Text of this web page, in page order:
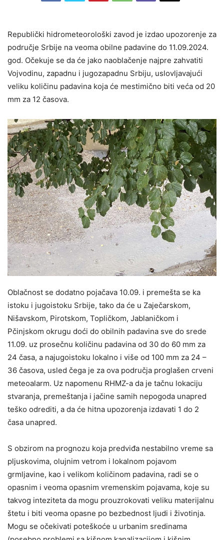
Republički hidrometeorološki zavod je izdao upozorenje za
područje Srbije na veoma obilne padavine do 11.09.2024.
god. Očekuje se da će jako naoblačenje najpre zahvatiti
Vojvodinu, zapadnu i jugozapadnu Srbiju, uslovljavajući
veliku količinu padavina koja će mestimično biti veća od 20
mm za 12 časova.
Oblačnost se dodatno pojačava 10.09. i premešta se ka
istoku i jugoistoku Srbije, tako da će u Zaječarskom,
Nišavskom, Pirotskom, Topličkom, Jablaničkom i
Pčinjskom okrugu doći do obilnih padavina sve do srede
11.09. uz prosečnu količinu padavina od 30 do 60 mm za
24 časa, a najugoistoku lokalno i više od 100 mm za 24 –
36 časova, usled čega je za ova područja proglašen crveni
meteoalarm. Uz napomenu RHMZ-a da je tačnu lokaciju
stvaranja, premeštanja i jačine samih nepogoda unapred
teško odrediti, a da će hitna upozorenja izdavati 1 do 2
časa unapred.
S obzirom na prognozu koja predviđa nestabilno vreme sa
pljuskovima, olujnim vetrom i lokalnom pojavom
grmljavine, kao i velikom količinom padavina, radi se o
opasnim i veoma opasnim vremenskim pojavama, koje su
takvog inteziteta da mogu prouzrokovati veliku materijalnu
štetu i biti veoma opasne po bezbednost ljudi i životinja.
Mogu se očekivati poteškoće u urbanim sredinama